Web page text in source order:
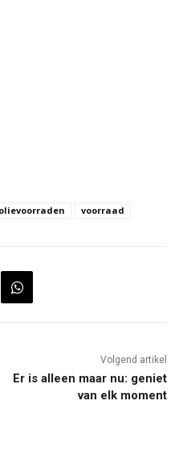
olievoorraden voorraad
Volgend artikel
Er is alleen maar nu: geniet
van elk moment